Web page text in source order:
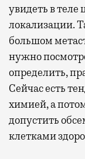
увидеть в теле
локализации.
большом
нужно
определить,
Сейчас есть
химией, а
допустить
клетками